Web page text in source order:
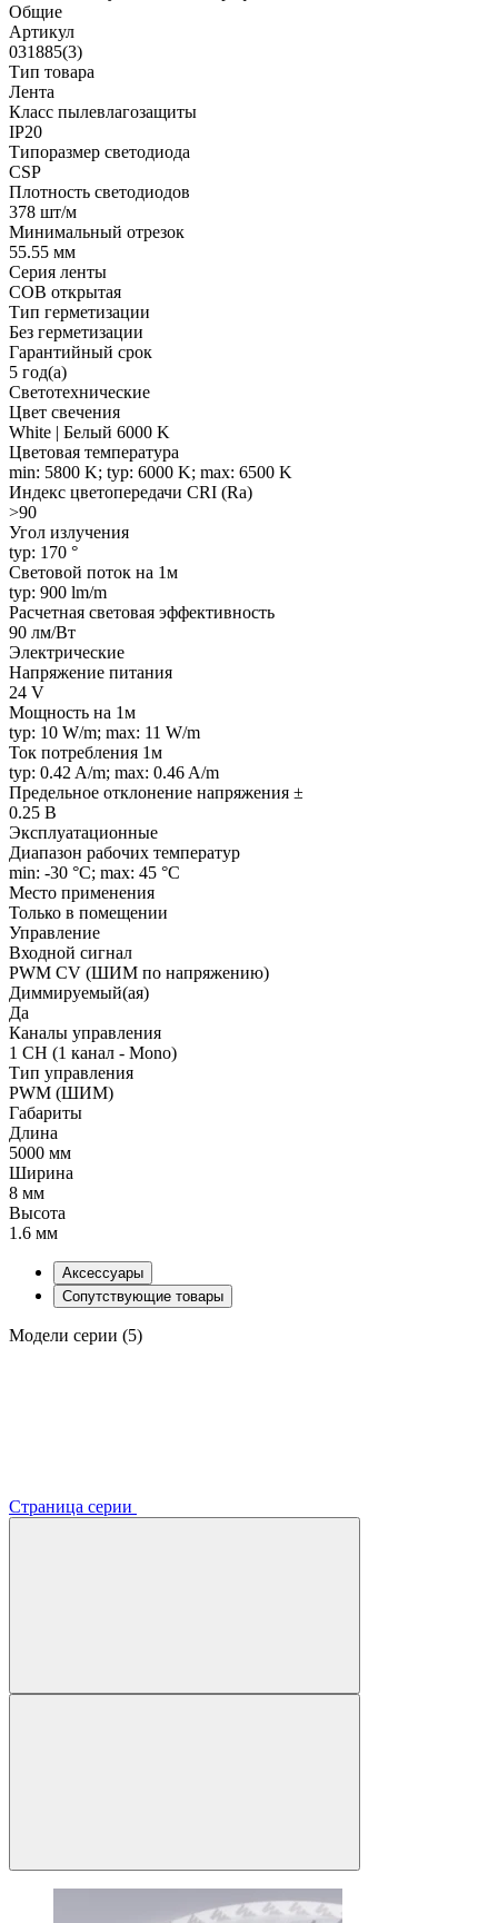
Общие
Артикул
031885(3)
Тип товара
Лента
Класс пылевлагозащиты
IP20
Типоразмер светодиода
CSP
Плотность светодиодов
378 шт/м
Минимальный отрезок
55.55 мм
Серия ленты
COB открытая
Тип герметизации
Без герметизации
Гарантийный срок
5 год(а)
Светотехнические
Цвет свечения
White | Белый 6000 K
Цветовая температура
min: 5800 K; typ: 6000 K; max: 6500 K
Индекс цветопередачи CRI (Ra)
>90
Угол излучения
typ: 170 °
Световой поток на 1м
typ: 900 lm/m
Расчетная световая эффективность
90 лм/Вт
Электрические
Напряжение питания
24 V
Мощность на 1м
typ: 10 W/m; max: 11 W/m
Ток потребления 1м
typ: 0.42 A/m; max: 0.46 A/m
Предельное отклонение напряжения ±
0.25 В
Эксплуатационные
Диапазон рабочих температур
min: -30 °C; max: 45 °C
Место применения
Только в помещении
Управление
Входной сигнал
PWM СV (ШИМ по напряжению)
Диммируемый(ая)
Да
Каналы управления
1 CH (1 канал - Mono)
Тип управления
PWM (ШИМ)
Габариты
Длина
5000 мм
Ширина
8 мм
Высота
1.6 мм
Аксессуары
Сопутствующие товары
Модели серии (5)
Страница серии